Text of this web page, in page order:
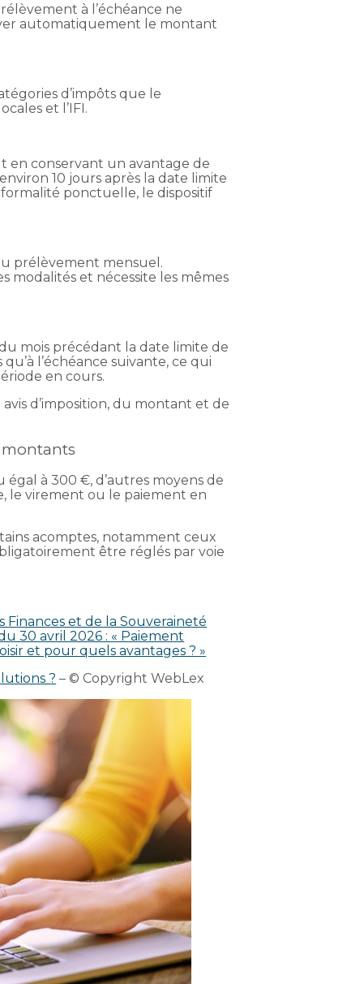
à l’échéance ne
automatiquement le montant
d’impôts que le
et l’IFI.
en conservant un avantage de
10 jours après la date limite
ponctuelle, le dispositif
prélèvement mensuel.
modalités et nécessite les mêmes
mois précédant la date limite de
l’échéance suivante, ce qui
en cours.
d’imposition, du montant et de
montants
à 300 €, d’autres moyens de
le virement ou le paiement en
acomptes, notamment ceux
être réglés par voie
Finances et de la Souveraineté
30 avril 2026 : « Paiement
et pour quels avantages ? »
? – © Copyright WebLex